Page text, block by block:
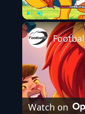
Play Unmute
Watch on